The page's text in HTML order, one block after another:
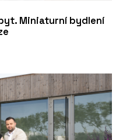
Miniaturní bydlení